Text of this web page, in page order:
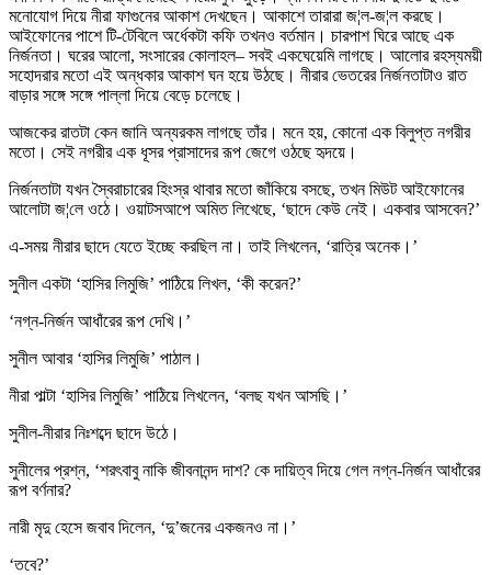
মনোযোগ দিয়ে নীরা ফাগুনের আকাশ দেখছেন। আকাশে তারারা জ¦ল-জ¦ল করছে।
আইফোনের পাশে টি-টেবিলে অর্ধেকটা কফি তখনও বর্তমান। চারপাশ ঘিরে আছে এক
নির্জনতা। ঘরের আলো, সংসারের কোলাহল– সবই একঘেয়েমি লাগছে। আলোর রহস্যময়ী
সহোদরার মতো এই অন্ধকার আকাশ ঘন হয়ে উঠছে। নীরার ভেতরের নির্জনতাটাও রাত
বাড়ার সঙ্গে সঙ্গে পাল্লা দিয়ে বেড়ে চলেছে।
আজকের রাতটা কেন জানি অন্যরকম লাগছে তাঁর। মনে হয়, কোনো এক বিলুপ্ত নগরীর
মতো। সেই নগরীর এক ধূসর প্রাসাদের রূপ জেগে ওঠছে হৃদয়ে।
নির্জনতাটা যখন স্বৈরাচারের হিংস্র থাবার মতো জাঁকিয়ে বসছে, তখন মিউট আইফোনের
আলোটা জ¦লে ওঠে। ওয়াটসআপে অমিত লিখেছে, ‘ছাদে কেউ নেই। একবার আসবেন?’
এ-সময় নীরার ছাদে যেতে ইচ্ছে করছিল না। তাই লিখলেন, ‘রাত্রি অনেক।’
সুনীল একটা ‘হাসির লিমুজি’ পাঠিয়ে লিখল, ‘কী করেন?’
‘নগ্ন-নির্জন আধাঁরের রূপ দেখি।’
সুনীল আবার ‘হাসির লিমুজি’ পাঠাল।
নীরা পাল্টা ‘হাসির লিমুজি’ পাঠিয়ে লিখলেন, ‘বলছ যখন আসছি।’
সুনীল-নীরার নিঃশব্দে ছাদে উঠে।
সুনীলের প্রশ্ন, ‘শরৎবাবু নাকি জীবনানন্দ দাশ? কে দায়িত্ব দিয়ে গেল নগ্ন-নির্জন আধাঁরের
রূপ বর্ণনার?
নারী মৃদু হেসে জবাব দিলেন, ‘দু’জনের একজনও না।’
‘তবে?’